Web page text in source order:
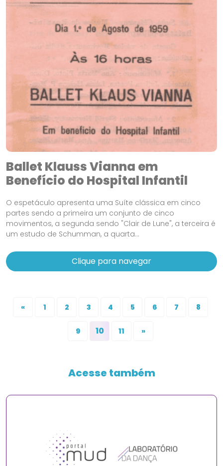
Ballet Klauss Vianna em
Benefício do Hospital Infantil
O espetáculo apresenta uma Suíte clássica em cinco
partes sendo a primeira um conjunto de cinco
movimentos, a segunda sendo "Clair de Lune", a terceira é
um estudo de Schumman, a quarta...
Clique para navegar
« 1 2 3 4 5 6 7 8
9 10 11 »
Acesse também